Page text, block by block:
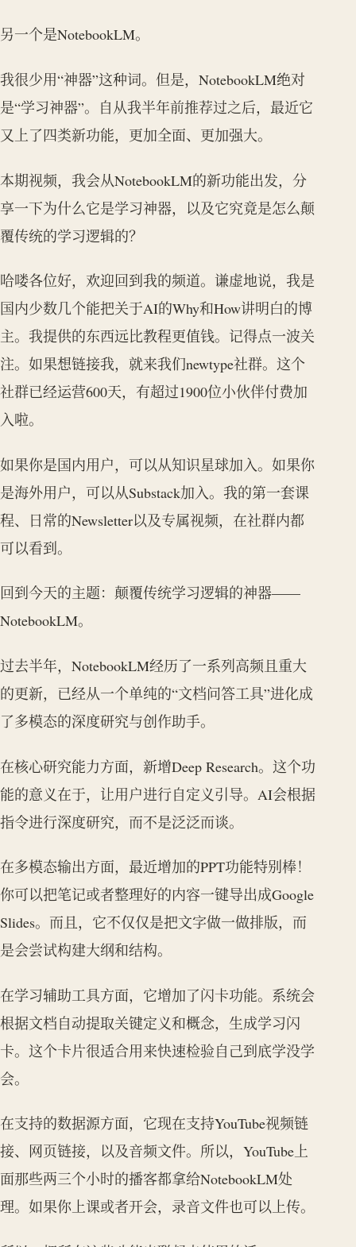
另一个是NotebookLM。
我很少用“神器”这种词。但是，NotebookLM绝对
是“学习神器”。自从我半年前推荐过之后，最近它
又上了四类新功能，更加全面、更加强大。
本期视频，我会从NotebookLM的新功能出发，分
享一下为什么它是学习神器，以及它究竟是怎么颠
覆传统的学习逻辑的？
哈喽各位好，欢迎回到我的频道。谦虚地说，我是
国内少数几个能把关于AI的Why和How讲明白的博
主。我提供的东西远比教程更值钱。记得点一波关
注。如果想链接我，就来我们newtype社群。这个
社群已经运营600天，有超过1900位小伙伴付费加
入啦。
如果你是国内用户，可以从知识星球加入。如果你
是海外用户，可以从Substack加入。我的第一套课
程、日常的Newsletter以及专属视频，在社群内都
可以看到。
回到今天的主题：颠覆传统学习逻辑的神器——
NotebookLM。
过去半年，NotebookLM经历了一系列高频且重大
的更新，已经从一个单纯的“文档问答工具”进化成
了多模态的深度研究与创作助手。
在核心研究能力方面，新增Deep Research。这个功
能的意义在于，让用户进行自定义引导。AI会根据
指令进行深度研究，而不是泛泛而谈。
在多模态输出方面，最近增加的PPT功能特别棒！
你可以把笔记或者整理好的内容一键导出成Google
Slides。而且，它不仅仅是把文字做一做排版，而
是会尝试构建大纲和结构。
在学习辅助工具方面，它增加了闪卡功能。系统会
根据文档自动提取关键定义和概念，生成学习闪
卡。这个卡片很适合用来快速检验自己到底学没学
会。
在支持的数据源方面，它现在支持YouTube视频链
接、网页链接，以及音频文件。所以，YouTube上
面那些两三个小时的播客都拿给NotebookLM处
理。如果你上课或者开会，录音文件也可以上传。